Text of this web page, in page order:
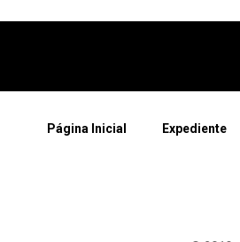
Página Inicial Expediente